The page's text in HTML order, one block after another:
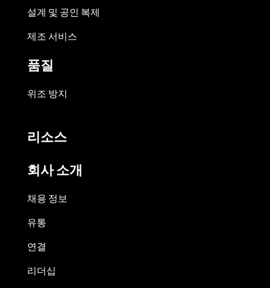
설계 및 공인 복제
제조 서비스
품질
위조 방지
리소스
회사 소개
채용 정보
유통
연결
리더십